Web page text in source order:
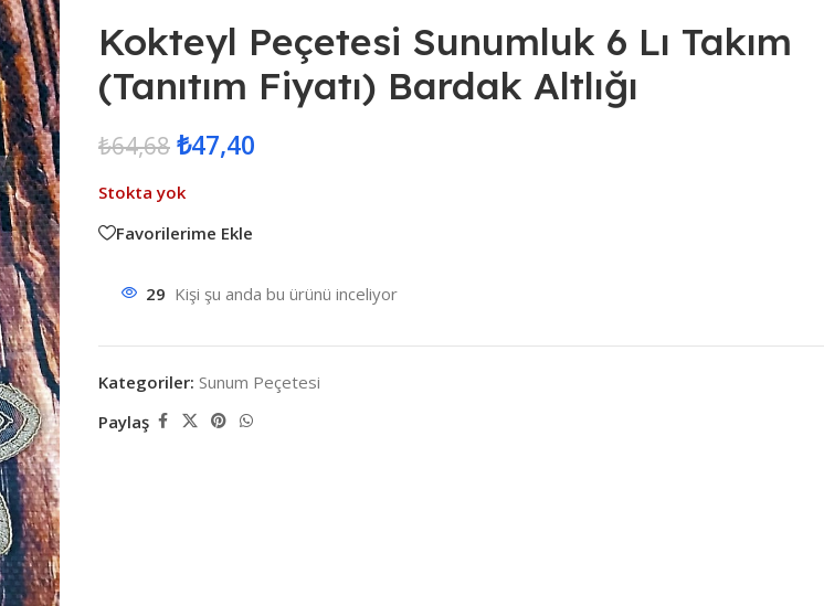
Kokteyl Peçetesi Sunumluk 6 Lı Takım
(Tanıtım Fiyatı) Bardak Altlığı
₺64,68 ₺47,40
Stokta yok
Favorilerime Ekle
29 Kişi şu anda bu ürünü inceliyor
Kategoriler: Sunum Peçetesi
Paylaş